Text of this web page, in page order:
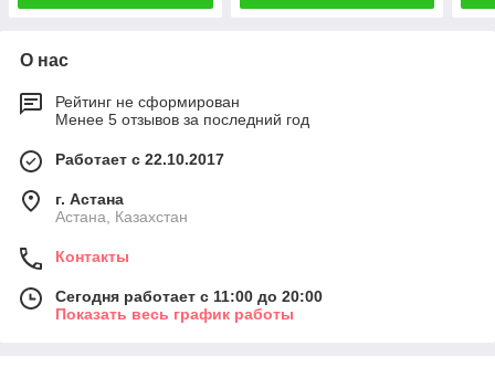
О нас
Рейтинг не сформирован
Менее 5 отзывов за последний год
Работает с 22.10.2017
г. Астана
Астана, Казахстан
Контакты
Сегодня работает с 11:00 до 20:00
Показать весь график работы